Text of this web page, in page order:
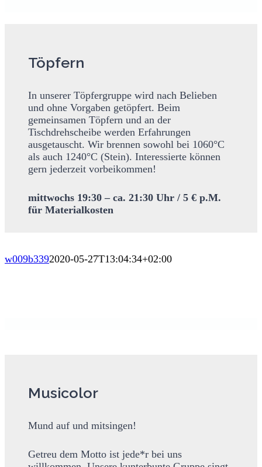
Töpfern
In unserer Töpfergruppe wird nach Belieben
und ohne Vorgaben getöpfert. Beim
gemeinsamen Töpfern und an der
Tischdrehscheibe werden Erfahrungen
ausgetauscht. Wir brennen sowohl bei 1060°C
als auch 1240°C (Stein). Interessierte können
gern jederzeit vorbeikommen!
mittwochs 19:30 – ca. 21:30 Uhr / 5 € p.M.
für Materialkosten
w009b3392020-05-27T13:04:34+02:00
Musicolor
Mund auf und mitsingen!
Getreu dem Motto ist jede*r bei uns